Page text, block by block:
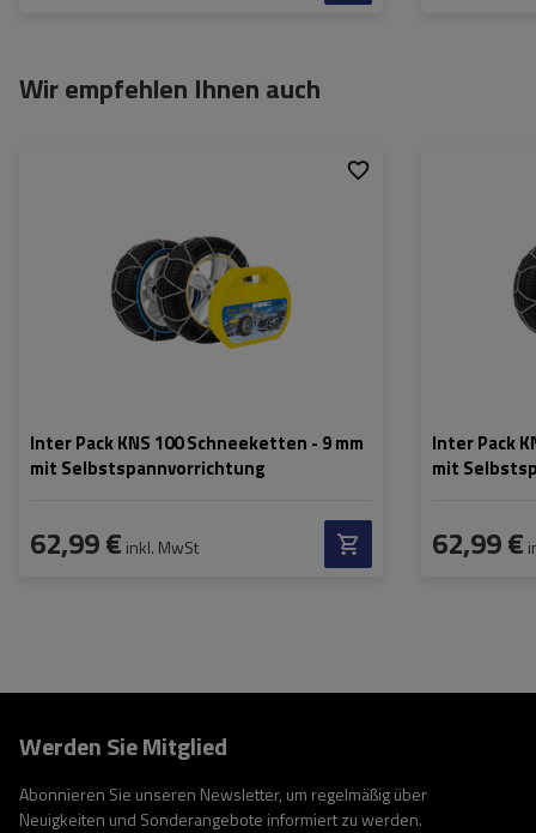
Wir empfehlen Ihnen auch
Inter Pack KNS 100 Schneeketten - 9 mm
mit Selbstspannvorrichtung
62,99 € inkl. MwSt
Selbstspannsystem:
ja
ÖNORM V5117
Inter Pack
mit
62,99 €
Werden Sie Mitglied
Abonnieren Sie unseren Newsletter, um regelmäßig über
Neuigkeiten und Sonderangebote informiert zu werden.